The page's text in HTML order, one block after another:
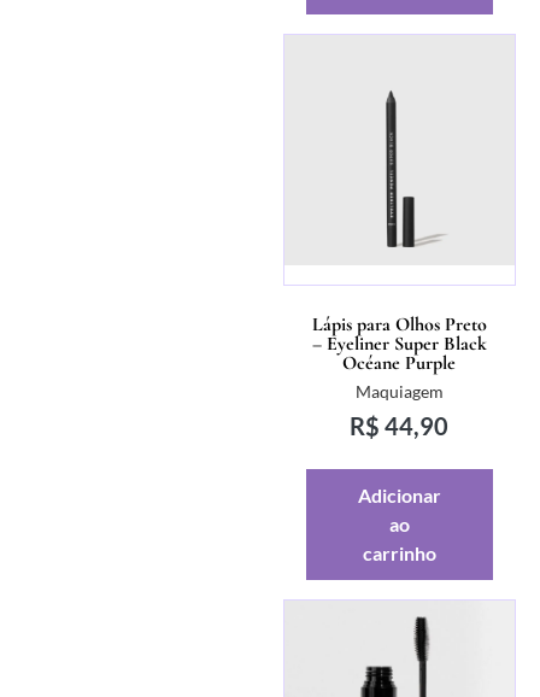
Lápis para Olhos Preto
– Eyeliner Super Black
Océane Purple
Maquiagem
R$ 44,90
Adicionar
ao
carrinho